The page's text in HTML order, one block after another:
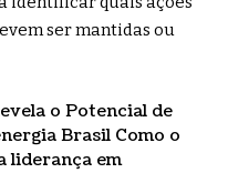
ser mantidas ou
o Potencial de
Brasil Como o
liderança em